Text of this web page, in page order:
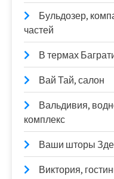
Бульдозер,
частей
В термах
Вай Тай, салон
Вальдивия,
комплекс
Ваши шторы
Виктория,